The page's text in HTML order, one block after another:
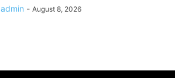
admin - August 8, 2026